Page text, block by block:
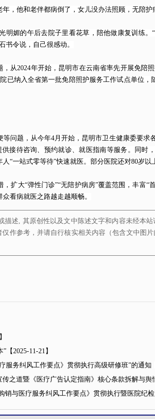
他和老伴都病倒了，女儿没办法照顾，无陪护
媚的午后去院子里看花草，陪他做康复训练。
书令说，自己很感动。
2024年开始，昆明市在云南省率先开展免陪
已纳入全省第一批免陪照护服务工作试点单位
题，从今年4月开始，昆明市卫生健康委要求
接待咨询、预约就诊、就医指南等服务。同时
“一站式零等待”快速就医。部分医院还对80岁以
大“弹性门诊”“无陪护病房”覆盖范围，丰富“
看病就医之路越走越顺畅。
描述, 其原创性以及文中陈述文字和内容未经本
作参考，并请自行核实相关内容（包含文中图
” 【2025-11-21】
服务纠风工作要点》贯彻执行高级研修班”的通知
之道暨《医疗广告认定指南》核心条款拆解与
销与医疗服务纠风工作要点》贯彻执行暨医院纪